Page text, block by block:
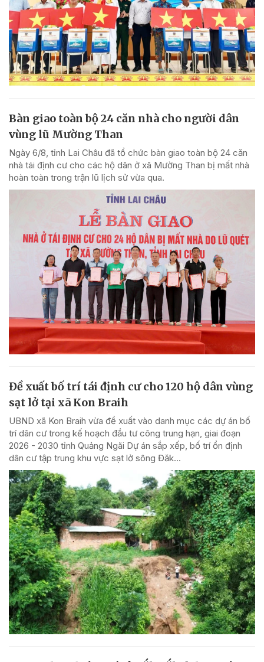
Bàn giao toàn bộ 24 căn nhà cho người dân
vùng lũ Mường Than
Ngày 6/8, tỉnh Lai Châu đã tổ chức bàn giao toàn bộ 24 căn
nhà tái định cư cho các hộ dân ở xã Mường Than bị mất nhà
hoàn toàn trong trận lũ lịch sử vừa qua.
Đề xuất bố trí tái định cư cho 120 hộ dân vùng
sạt lở tại xã Kon Braih
UBND xã Kon Braih vừa đề xuất vào danh mục các dự án bố
trí dân cư trong kế hoạch đầu tư công trung hạn, giai đoạn
2026 - 2030 tỉnh Quảng Ngãi Dự án sắp xếp, bố trí ổn định
dân cư tập trung khu vực sạt lở sông Đăk...